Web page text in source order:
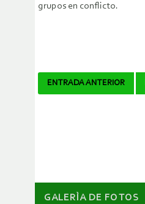
grupos en conflicto.
Navegador
ENTRADA ANTERIOR
GALERÌA DE FOTOS